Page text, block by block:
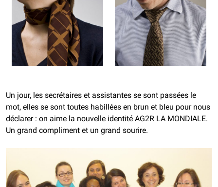
Un jour, les secrétaires et assistantes se sont passées le
mot, elles se sont toutes habillées en brun et bleu pour nous
déclarer : on aime la nouvelle identité AG2R LA MONDIALE.
Un grand compliment et un grand sourire.